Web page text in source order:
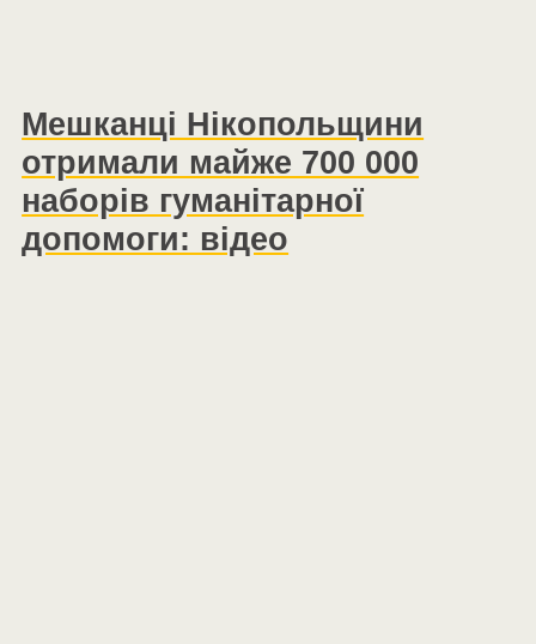
Мешканці Нікопольщини
отримали майже 700 000
наборів гуманітарної
допомоги: відео